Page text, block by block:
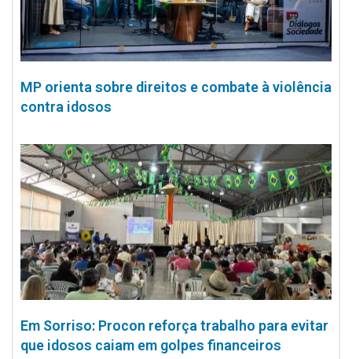
MP orienta sobre direitos e combate à violência
contra idosos
Em Sorriso: Procon reforça trabalho para evitar
que idosos caiam em golpes financeiros